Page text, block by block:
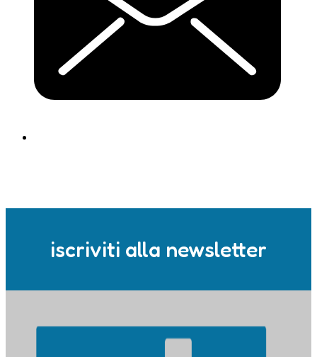
iscriviti alla newsletter